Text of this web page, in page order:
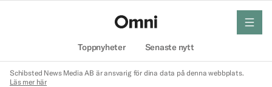
Toppnyheter Senaste nytt
meny
Schibsted News Media AB är ansvarig för dina data på denna webbplats.
Läs mer här